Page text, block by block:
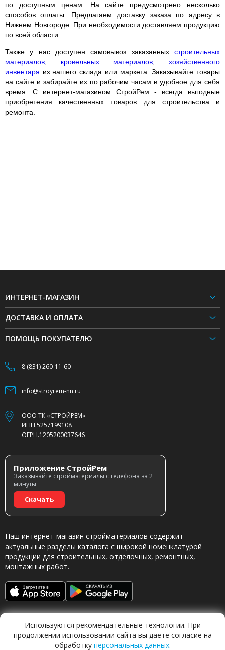
по доступным ценам. На сайте предусмотрено несколько
способов оплаты. Предлагаем доставку заказа по адресу в
Нижнем Новгороде. При необходимости доставляем продукцию
по всей области.
Также у нас доступен самовывоз заказанных строительных
материалов
кровельных материалов ,хозяйственного
инвентаря из нашего склада или маркета. Заказывайте товары
на сайте и забирайте их по рабочим часам в удобное для себя
время. С интернет-магазином СтройРем - всегда выгодные
приобретения качественных товаров для строительства и
ремонта.
ИНТЕРНЕТ-МАГАЗИН
ДОСТАВКА И ОПЛАТА
ПОМОЩЬ ПОКУПАТЕЛЮ
8 (831) 260-11-60
info@stroyrem-nn.ru
ООО ТК «СТРОЙРЕМ»
ИНН.5257199108
ОГРН.1205200037646
Приложение СтройРем
Заказывайте стройматериалы с телефона за 2
минуты
Скачать
Наш интернет-магазин стройматериалов содержит
актуальные разделы каталога с широкой номенклатурой
продукции для строительных, отделочных, ремонтных,
монтажных работ.
Обращаясь в наш магазин, вы даете согласие на
Используются рекомендательные технологии. При
продолжении использовании сайта вы даете согласие на
обработку персональных данных.